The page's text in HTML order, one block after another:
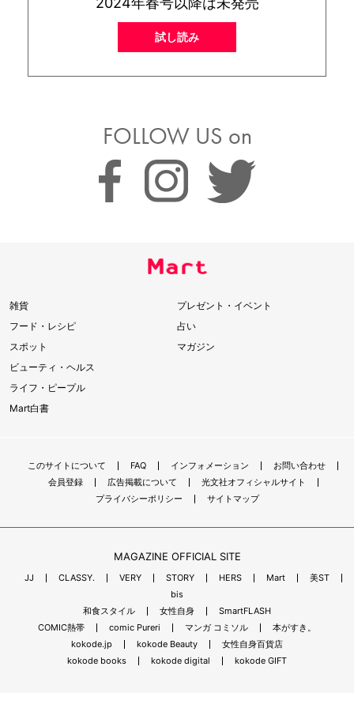
試し読み
FOLLOW US on
雑貨
フード・レシピ
スポット
ビューティ・ヘルス
ライフ・ピープル
Mart白書
プレゼント・イベント
占い
マガジン
このサイトについて FAQ インフォメーション
お問い合わせ
会員登録
広告掲載について
光文社オフィシャルサイト
プライバシーポリシー
サイトマップ
MAGAZINE OFFICIAL SITE
JJ CLASSY. VERY STORY HERS Mart
美ST
bis
和食スタイル
女性自身
SmartFLASH
COMIC熱帯
comic Pureri マンガ コミソル
本がすき。
kokode.jp
kokode Beauty
女性自身百貨店
kokode books
kokode digital kokode GIFT